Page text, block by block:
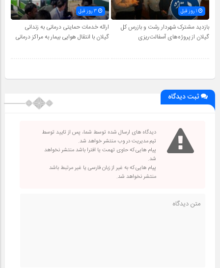
1 روز قبل
بازدید مشترک شهردار رشت و بازرس کل
گیلان از پروژه‌های آسفالت‌ریزی
ارائه خدمات حمایتی درمانی به زندانی
گیلان با انتقال هوایی بیمار به مراکز درمانی
ثبت دیدگاه
دیدگاه های ارسال شده توسط شما، پس از تایید توسط
تیم مدیریت در وب منتشر خواهد شد.
پیام هایی که حاوی تهمت یا افترا باشد منتشر نخواهد
شد.
پیام هایی که به غیر از زبان فارسی یا غیر مرتبط باشد
منتشر نخواهد شد.